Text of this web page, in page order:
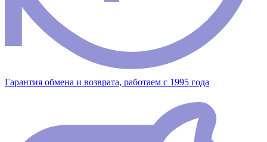
Гарантия обмена и возврата, работаем с 1995 года